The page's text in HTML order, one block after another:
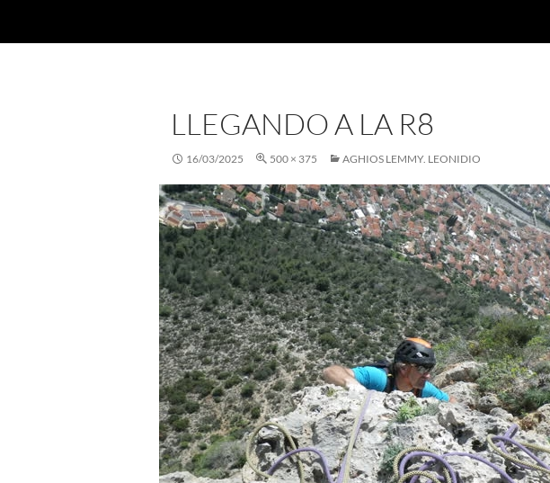
LLEGANDO A LA R8
16/03/2025 500 × 375 AGHIOS LEMMY. LEONIDIO